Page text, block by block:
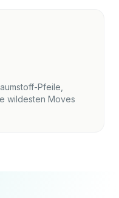
Pfeile,
wildesten Moves